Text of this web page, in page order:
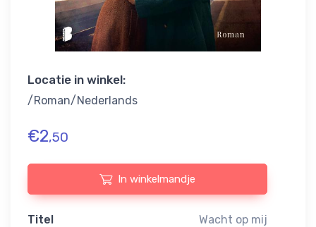
Locatie in winkel:
/Roman/Nederlands
€2,50
In winkelmandje
Titel Wacht op mij